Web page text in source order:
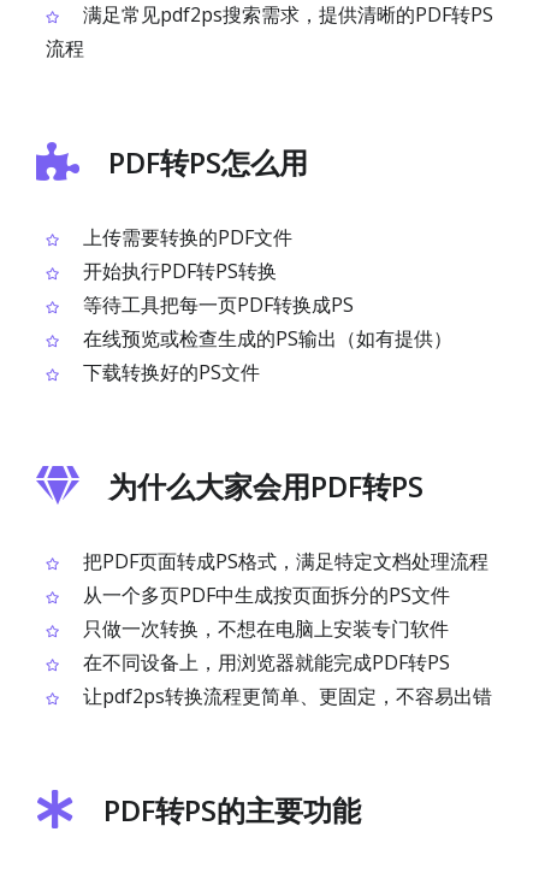
满足常见pdf2ps搜索需求，提供清晰的PDF转PS
流程
PDF转PS怎么用
上传需要转换的PDF文件
开始执行PDF转PS转换
等待工具把每一页PDF转换成PS
在线预览或检查生成的PS输出（如有提供）
下载转换好的PS文件
为什么大家会用PDF转PS
把PDF页面转成PS格式，满足特定文档处理流程
从一个多页PDF中生成按页面拆分的PS文件
只做一次转换，不想在电脑上安装专门软件
在不同设备上，用浏览器就能完成PDF转PS
让pdf2ps转换流程更简单、更固定，不容易出错
PDF转PS的主要功能